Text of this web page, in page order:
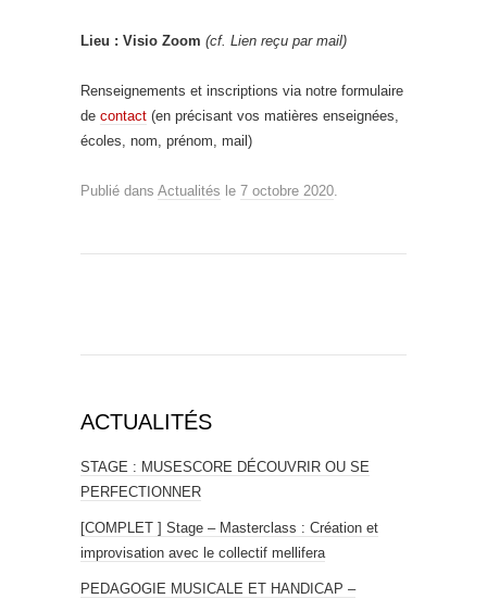
Lieu : Visio Zoom (cf. Lien reçu par mail)
Renseignements et inscriptions via notre formulaire
de contact (en précisant vos matières enseignées,
écoles, nom, prénom, mail)
Publié dans Actualités le 7 octobre 2020.
ACTUALITÉS
STAGE : MUSESCORE DÉCOUVRIR OU SE
PERFECTIONNER
[COMPLET ] Stage – Masterclass : Création et
improvisation avec le collectif mellifera
PEDAGOGIE MUSICALE ET HANDICAP –